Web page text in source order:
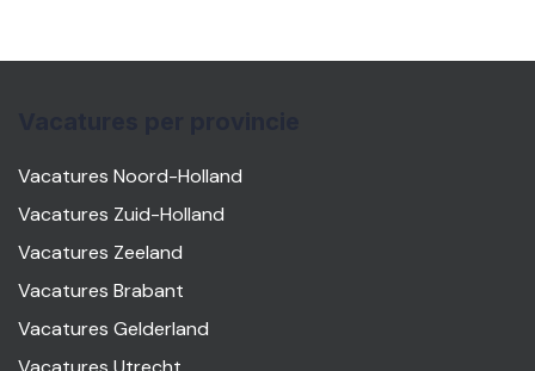
Vacatures Noord-Holland
Vacatures Zuid-Holland
Vacatures Zeeland
Vacatures Brabant
Vacatures Gelderland